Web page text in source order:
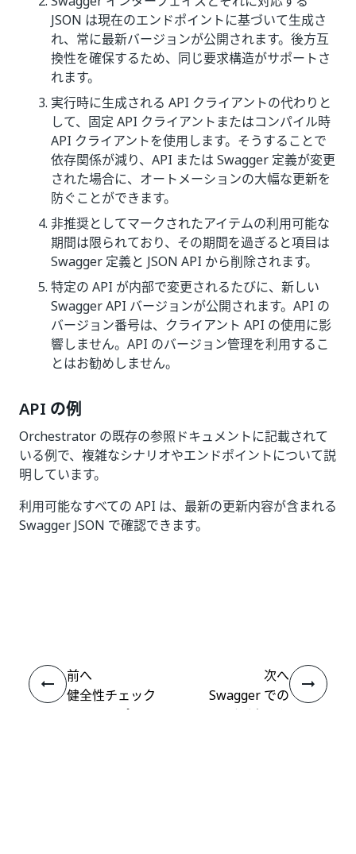
JSON は現在のエンドポイントに基づいて生成さ
れ、常に最新バージョンが公開されます。後方互
換性を確保するため、同じ要求構造がサポートさ
れます。
実行時に生成される API クライアントの代わりと
して、固定 API クライアントまたはコンパイル時
API クライアントを使用します。そうすることで
依存関係が減り、API または Swagger 定義が変更
された場合に、オートメーションの大幅な更新を
防ぐことができます。
非推奨としてマークされたアイテムの利用可能な
期間は限られており、その期間を過ぎると項目は
Swagger 定義と JSON API から削除されます。
特定の API が内部で変更されるたびに、新しい
Swagger API バージョンが公開されます。API の
バージョン番号は、クライアント API の使用に影
響しません。API のバージョン管理を利用するこ
とはお勧めしません。
API の例
Orchestrator の既存の参照ドキュメントに記載されて
いる例で、複雑なシナリオやエンドポイントについて説
明しています。
利用可能なすべての API は、最新の更新内容が含まれる
Swagger JSON で確認できます。
前へ
健全性チェック
のエンドポイン
次へ
Swagger での
API 呼び出しを